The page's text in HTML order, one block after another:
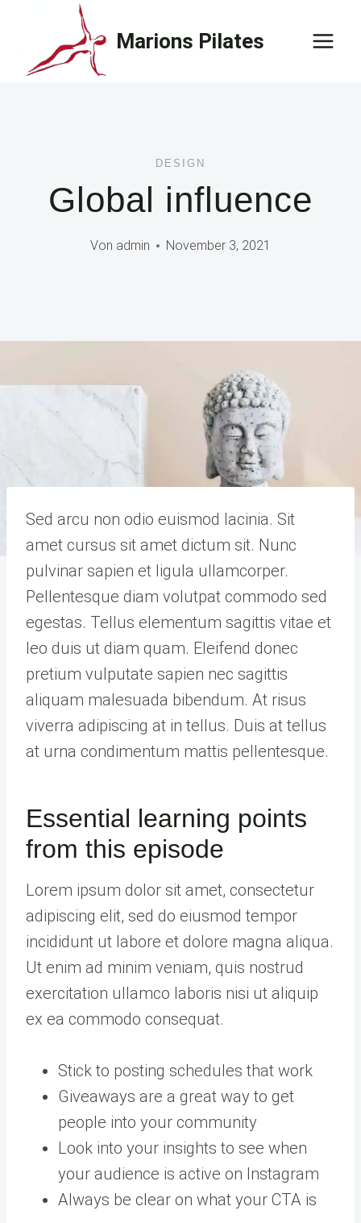
springen
Marions Pilates
DESIGN
Global influence
Von admin November 3, 2021
Sed arcu non odio euismod lacinia. Sit
amet cursus sit amet dictum sit. Nunc
pulvinar sapien et ligula ullamcorper.
Pellentesque diam volutpat commodo sed
egestas. Tellus elementum sagittis vitae et
leo duis ut diam quam. Eleifend donec
pretium vulputate sapien nec sagittis
aliquam malesuada bibendum. At risus
viverra adipiscing at in tellus. Duis at tellus
at urna condimentum mattis pellentesque.
Essential learning points
from this episode
Lorem ipsum dolor sit amet, consectetur
adipiscing elit, sed do eiusmod tempor
incididunt ut labore et dolore magna aliqua.
Ut enim ad minim veniam, quis nostrud
exercitation ullamco laboris nisi ut aliquip
ex ea commodo consequat.
Stick to posting schedules that work
Giveaways are a great way to get
people into your community
Look into your insights to see when
your audience is active on Instagram
Always be clear on what your CTA is